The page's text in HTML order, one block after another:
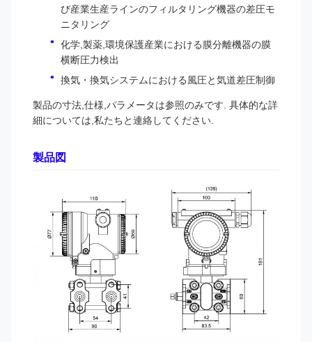
び産業生産ラインのフィルタリング機器の差圧モ
ニタリング
化学,製薬,環境保護産業における膜分離機器の膜
横断圧力検出
換気・換気システムにおける風圧と気道差圧制御
製品の寸法,仕様,パラメータは参照のみです. 具体的な詳
細については,私たちと連絡してください.
製品図